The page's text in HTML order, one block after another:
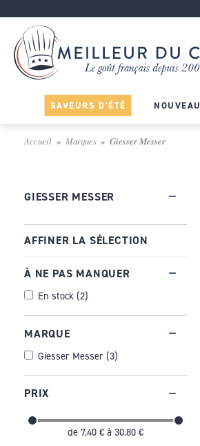
SAVEURS D'ÉTÉ NOUVEAU
Accueil Marques Giesser Messer
GIESSER MESSER
AFFINER LA SÉLECTION
À NE PAS MANQUER
En stock (2)
MARQUE
Giesser Messer (3)
PRIX
de 7.40 € à 30.80 €